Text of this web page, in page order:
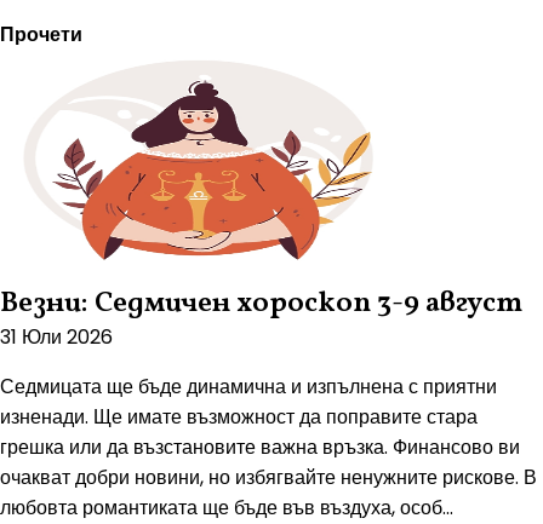
Прочети
Везни: Седмичен хороскоп 3-9 август
31 Юли 2026
Седмицата ще бъде динамична и изпълнена с приятни
изненади. Ще имате възможност да поправите стара
грешка или да възстановите важна връзка. Финансово ви
очакват добри новини, но избягвайте ненужните рискове. В
любовта романтиката ще бъде във въздуха, особ...